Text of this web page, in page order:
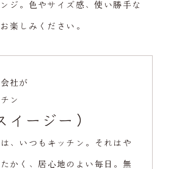
ジ。色やサイズ感、使い勝手な
楽しみください。
社が
ン
ージー）
、いつもキッチン。それはや
かく、居心地のよい毎日。無